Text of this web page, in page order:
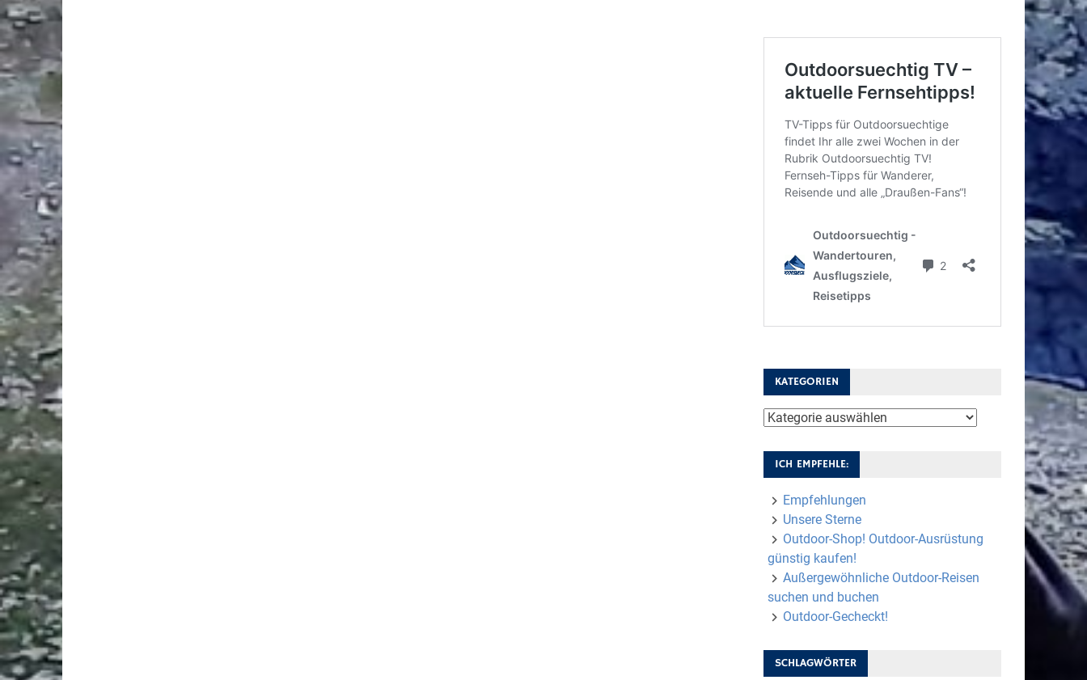
KATEGORIEN
Kategorien
ICH EMPFEHLE:
Empfehlungen
Unsere Sterne
Outdoor-Shop! Outdoor-Ausrüstung
günstig kaufen!
Außergewöhnliche Outdoor-Reisen
suchen und buchen
Outdoor-Gecheckt!
SCHLAGWÖRTER